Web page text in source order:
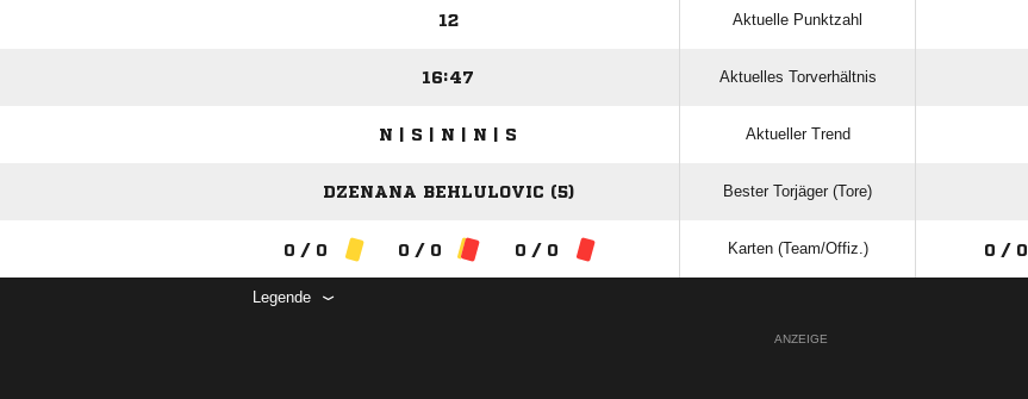
12 Aktuelle Punktzahl
16:47 Aktuelles Torverhältnis
N | S | N | N | S Aktueller Trend
DZENANA BEHLULOVIC (5) Bester Torjäger (Tore)
0 / 0 0 / 0 0 / 0 Karten (Team/Offiz.) 0 / 0
Legende
ANZEIGE